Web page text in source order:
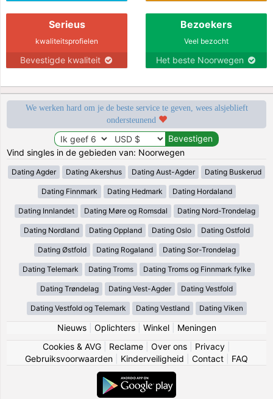
Serieus
kwaliteitsprofielen
Bevestigde kwaliteit
Bezoekers
Veel bezocht
Het beste Noorwegen
We werken hard om je de beste service te geven, wees alsjeblieft
ondersteunend
Vind singles in de gebieden van: Noorwegen
Dating Agder Dating Akershus Dating Aust-Agder Dating Buskerud
Dating Finnmark Dating Hedmark Dating Hordaland
Dating Innlandet Dating Møre og Romsdal Dating Nord-Trondelag
Dating Nordland Dating Oppland Dating Oslo Dating Ostfold
Dating Østfold Dating Rogaland Dating Sor-Trondelag
Dating Telemark Dating Troms Dating Troms og Finnmark fylke
Dating Trøndelag Dating Vest-Agder Dating Vestfold
Dating Vestfold og Telemark Dating Vestland Dating Viken
Nieuws| Oplichters| Winkel| Meningen
Cookies & AVG
Reclame Over ons Privacy
Gebruiksvoorwaarden
Kinderveiligheid Contact FAQ